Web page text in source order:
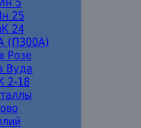
25
24
(П300А)
Розе
Вуда
2-18